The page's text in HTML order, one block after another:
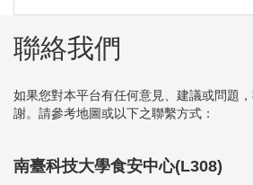
聯絡我們
如果您對本平台有任何意見、建議或問題
謝。請參考地圖或以下之聯繫方式：
南臺科技大學食安中心(L308)